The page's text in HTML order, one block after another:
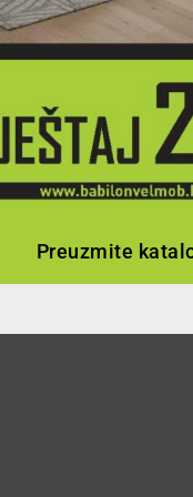
Preuzmite